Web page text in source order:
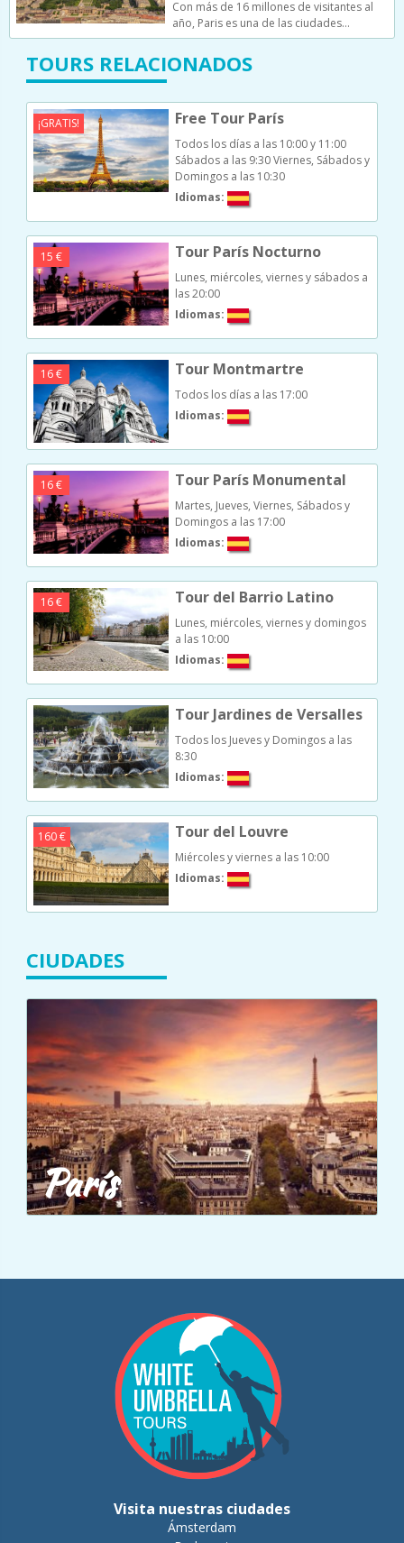
Con más de 16 millones de visitantes al
año, Paris es una de las ciudades…
TOURS RELACIONADOS
¡GRATIS! Free Tour París
Todos los días a las 10:00 y 11:00
Sábados a las 9:30Viernes, Sábados y
Domingos a las 10:30
Idiomas:
15 € Tour París Nocturno
Lunes, miércoles, viernes y sábados a
las 20:00
Idiomas:
16 € Tour Montmartre
Todos los días a las 17:00
Idiomas:
16 € Tour París Monumental
Martes, Jueves, Viernes, Sábados y
Domingos a las 17:00
Idiomas:
16 € Tour del Barrio Latino
Lunes, miércoles, viernes y domingos
a las 10:00
Idiomas:
Tour Jardines de Versalles
Todos los Jueves y Domingos a las
8:30
Idiomas:
160 € Tour del Louvre
Miércoles y viernes a las 10:00
Idiomas:
CIUDADES
París
Visita nuestras ciudades
Ámsterdam